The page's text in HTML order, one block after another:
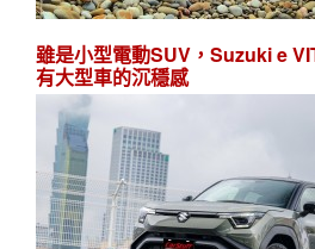
雖是小型電動SUV，Suzuki e
有大型車的沉穩感